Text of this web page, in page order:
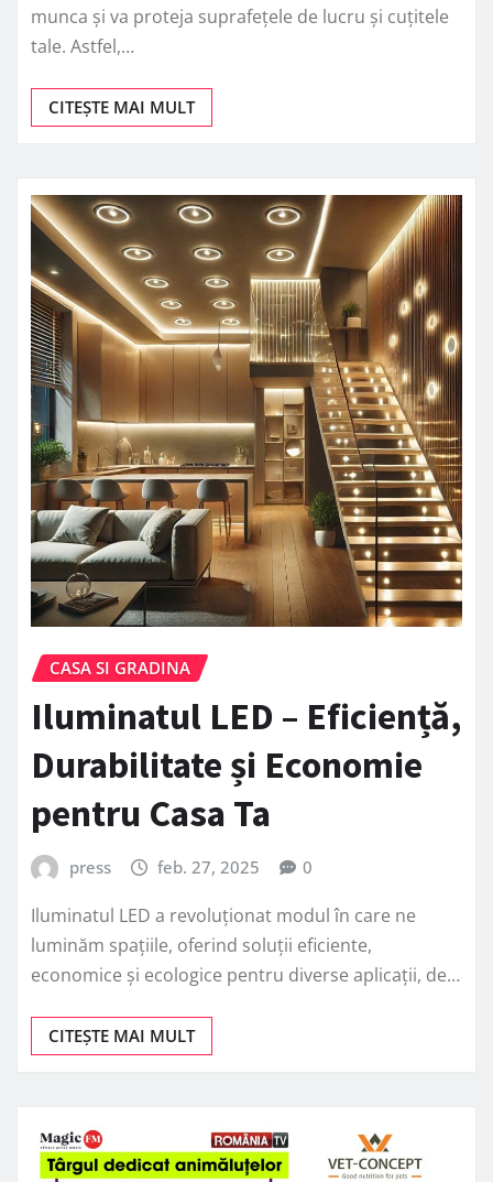
munca și va proteja suprafețele de lucru și cuțitele
tale. Astfel,…
CITEȘTE MAI MULT
CASA SI GRADINA
Iluminatul LED – Eficiență,
Durabilitate și Economie
pentru Casa Ta
press feb. 27, 2025 0
Iluminatul LED a revoluționat modul în care ne
luminăm spațiile, oferind soluții eficiente,
economice și ecologice pentru diverse aplicații, de…
CITEȘTE MAI MULT